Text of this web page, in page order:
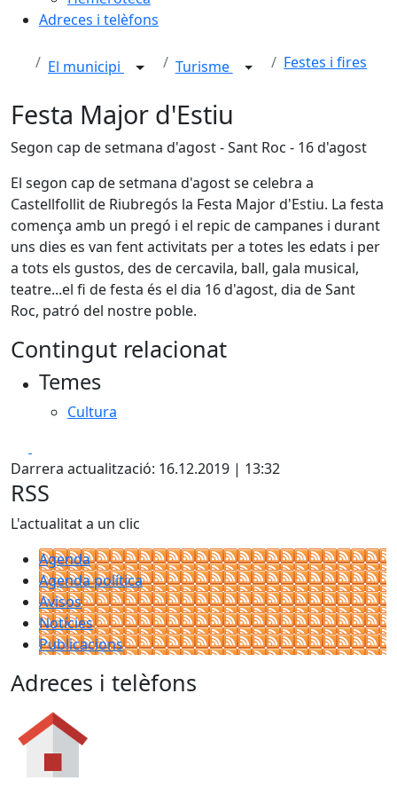
Adreces i telèfons
El municipi Turisme Festes i fires
Festa Major d'Estiu
Segon cap de setmana d'agost - Sant Roc - 16 d'agost
El segon cap de setmana d'agost se celebra a
Castellfollit de Riubregós la Festa Major d'Estiu. La festa
comença amb un pregó i el repic de campanes i durant
uns dies es van fent activitats per a totes les edats i per
a tots els gustos, des de cercavila, ball, gala musical,
teatre...el fi de festa és el dia 16 d'agost, dia de Sant
Roc, patró del nostre poble.
Contingut relacionat
Temes
Cultura
Darrera actualització: 16.12.2019 | 13:32
RSS
L'actualitat a un clic
Agenda
Agenda política
Avisos
Notícies
Publicacions
Adreces i telèfons